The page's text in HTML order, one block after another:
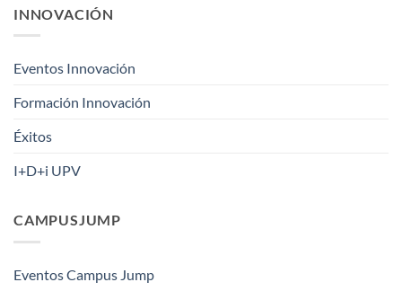
INNOVACIÓN
Eventos Innovación
Formación Innovación
Éxitos
I+D+i UPV
CAMPUSJUMP
Eventos Campus Jump